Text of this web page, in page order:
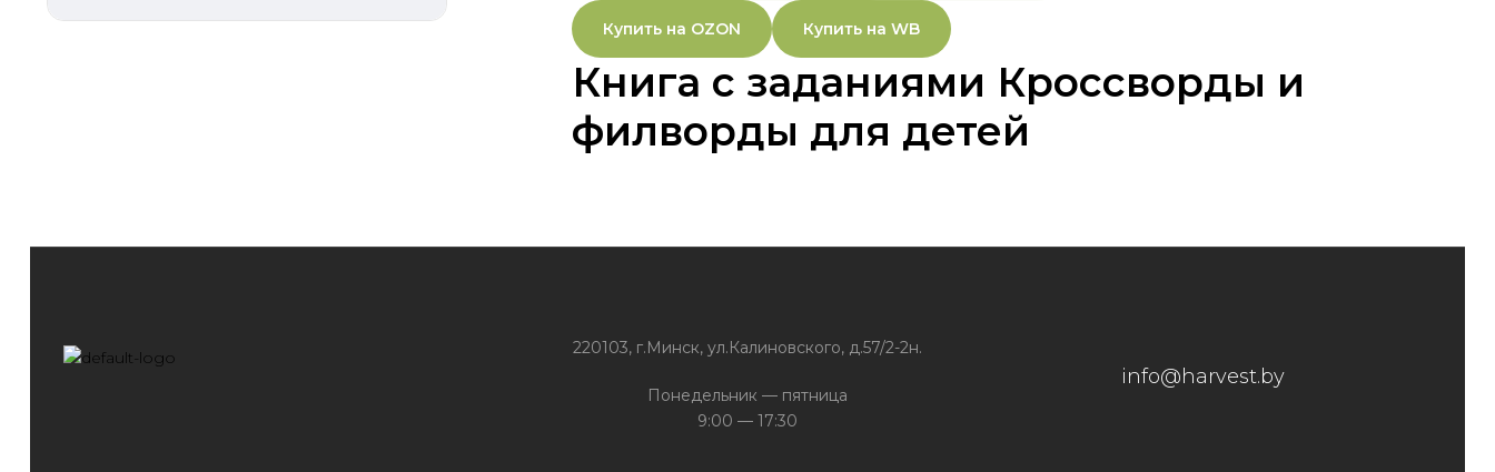
Купить на OZON Купить на WB
Книга с заданиями Кроссворды и
филворды для детей
220103, г.Минск, ул.Калиновского, д.57/2-2н.
Понедельник — пятница
9:00 — 17:30
info@harvest.by